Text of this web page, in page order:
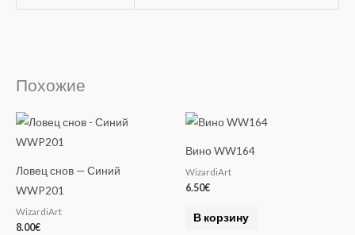
Похожие
Ловец снов — Синий
WWP201
WizardiArt
8.00€
Вино WW164
WizardiArt
6.50€
В корзину